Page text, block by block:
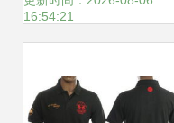
16:54:21